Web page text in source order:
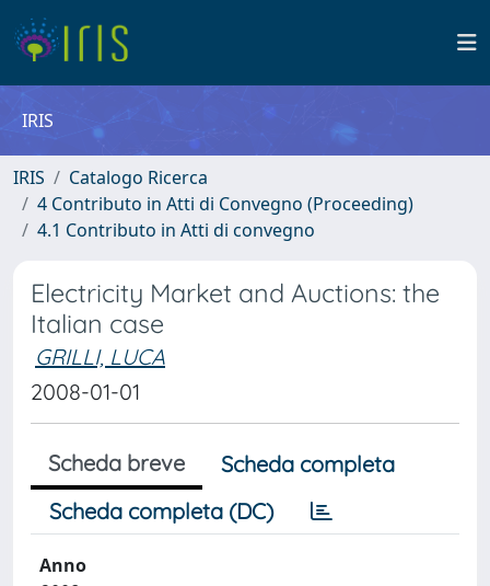
IRIS
IRIS
Catalogo Ricerca
4 Contributo in Atti di Convegno (Proceeding)
4.1 Contributo in Atti di convegno
Electricity Market and Auctions: the
Italian case
GRILLI, LUCA
2008-01-01
Scheda breve
Scheda completa
Scheda completa (DC)
Anno